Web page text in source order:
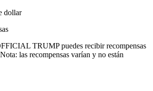
TRUMP puedes recibir recompensas
las recompensas varían y no están